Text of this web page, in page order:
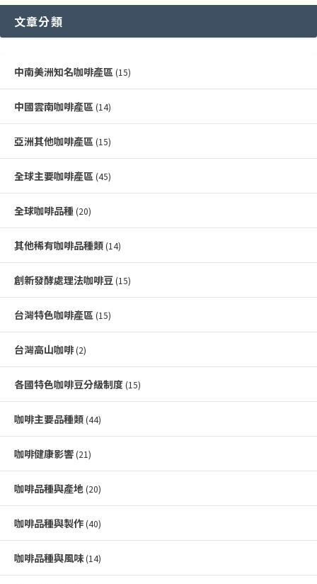
文章分類
中南美洲知名咖啡產區 (15)
中國雲南咖啡產區 (14)
亞洲其他咖啡產區 (15)
全球主要咖啡產區 (45)
全球咖啡品種 (20)
其他稀有咖啡品種類 (14)
創新發酵處理法咖啡豆 (15)
台灣特色咖啡產區 (15)
台灣高山咖啡(2)
各國特色咖啡豆分級制度 (15)
咖啡主要品種類 (44)
咖啡健康影響 (21)
咖啡品種與產地 (20)
咖啡品種與製作 (40)
咖啡品種與風味(14)